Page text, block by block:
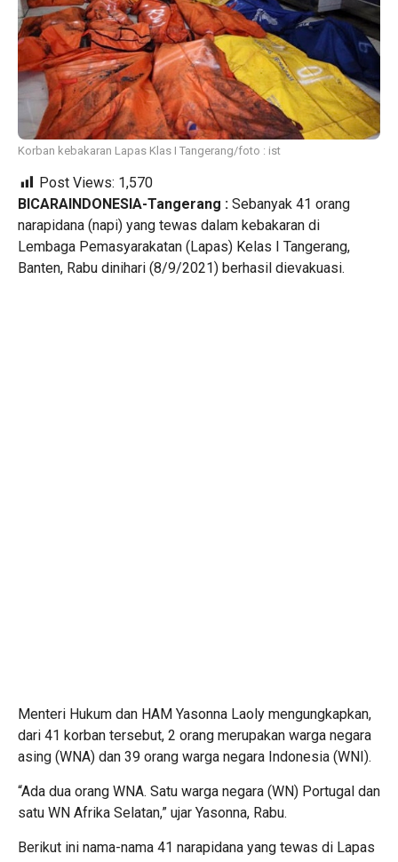
Korban kebakaran Lapas Klas I Tangerang/foto : ist
Post Views: 1,570
BICARAINDONESIA-Tangerang : Sebanyak 41 orang
narapidana (napi) yang tewas dalam kebakaran di
Lembaga Pemasyarakatan (Lapas) Kelas I Tangerang,
Banten, Rabu dinihari (8/9/2021) berhasil dievakuasi.
Menteri Hukum dan HAM Yasonna Laoly mengungkapkan,
dari 41 korban tersebut, 2 orang merupakan warga negara
asing (WNA) dan 39 orang warga negara Indonesia (WNI).
“Ada dua orang WNA. Satu warga negara (WN) Portugal dan
satu WN Afrika Selatan,” ujar Yasonna, Rabu.
Berikut ini nama-nama 41 narapidana yang tewas di Lapas